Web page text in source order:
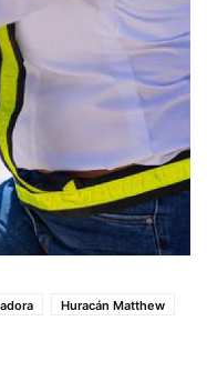
Huracán Matthew